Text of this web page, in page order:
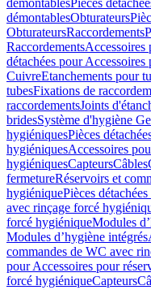
démontablesPièces
démontablesObturateurs
ObturateursRaccordements
RaccordementsAccessoires
détachées pour
CuivreEtanchements pour
tubesFixations de
raccordementsJoints
bridesSystème d'hygiène
hygiéniquesPièces
hygiéniquesAccessoires
hygiéniquesCapteursCâbles
fermetureRéservoirs et
hygiéniquePièces
avec rinçage forcé
forcé hygiéniqueModules
Modules d’hygiène intégrés
commandes de WC avec
pour Accessoires pour
forcé hygiéniqueCapteurs